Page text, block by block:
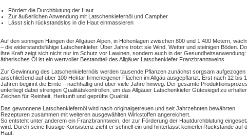
Fördert die Durchblutung der Haut
Zur äußerlichen Anwendung mit Latschenkiefernöl und Campher
Lässt sich rückstandslos in die Haut einmassieren
Auf den sonnigen Hängen der Allgäuer Alpen, in Höhenlagen zwischen 800 und 1.400 Metern,
– die widerstandsfähige Latschenkiefer. Über Jahre trotzt sie Wind, Wetter und steinigen Böden.
ihre Kraft zeigt sich nicht nur im Schutz vor Lawinen, sondern auch in der Gesundheitsanwendung:
ätherisches Öl ist ein wertvoller Bestandteil des Allgäuer Latschenkiefer Franzbranntweins.
Zur Gewinnung des Latschenkiefernöls werden tausende Pflanzen zunächst sorgsam aufgezogen
anschließend auf über 100 Hektar firmeneigener Flächen im Allgäu ausgepflanzt. Erst nach 12 bis
Jahren beginnt die Ernte – nachhaltig und über viele Jahre hinweg. Der gesamte
unterliegt dabei strengen Qualitätskontrollen, um das Allgäuer Latschenkiefer Gütesiegel zu
Zeichen für Reinheit, Herkunft und geprüfte Qualität.
Das gewonnene Latschenkiefernöl wird nach originalgetreuen und seit Jahrzehnten bewährten
Rezepturen zusammen mit weiteren ausgewählten Wirkstoffen angereichert.
So entsteht unter anderem ein Franzbranntwein, der zur Förderung der Hautdurchblutung
wird. Durch seine flüssige Konsistenz zieht er schnell ein und hinterlässt keinerlei Rückstände auf
Haut.